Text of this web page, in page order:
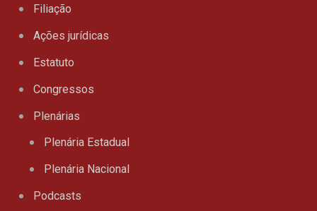
Filiação
Ações jurídicas
Estatuto
Congressos
Plenárias
Plenária Estadual
Plenária Nacional
Podcasts